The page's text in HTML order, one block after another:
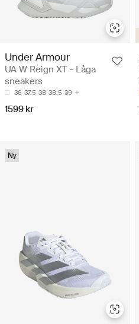
Under Armour
UA W Reign XT - Låga
sneakers
36 37.5 38 38.5 39
1599 kr
Ny